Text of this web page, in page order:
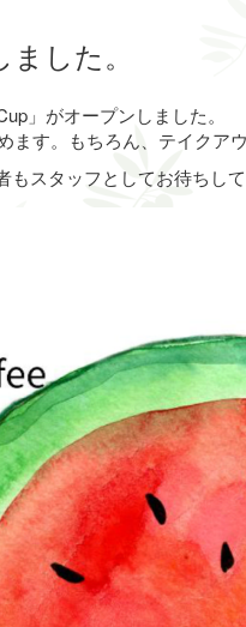
した。
」がオープンしました。
ます。もちろん、テイクア
もスタッフとしてお待ちし